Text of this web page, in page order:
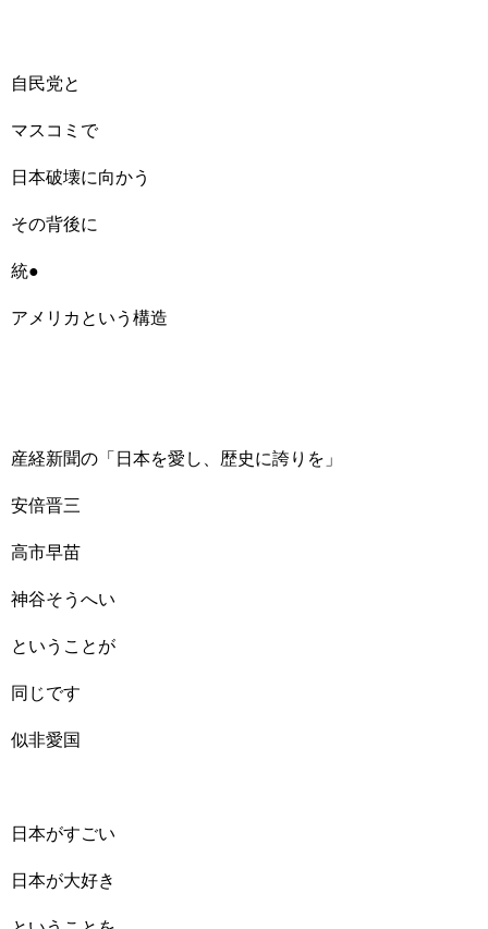
自民党と
マスコミで
日本破壊に向かう
その背後に
統●
アメリカという構造
産経新聞の「日本を愛し、歴史に誇りを」
安倍晋三
高市早苗
神谷そうへい
ということが
同じです
似非愛国
日本がすごい
日本が大好き